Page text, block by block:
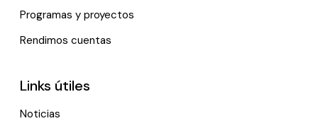
Programas y proyectos
Rendimos cuentas
Links útiles
Noticias